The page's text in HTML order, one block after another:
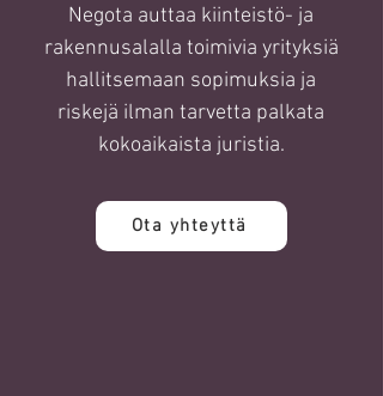
Negota auttaa kiinteistö- ja
rakennusalalla toimivia yrityksiä
hallitsemaan sopimuksia ja
riskejä ilman tarvetta palkata
kokoaikaista juristia.
Ota yhteyttä